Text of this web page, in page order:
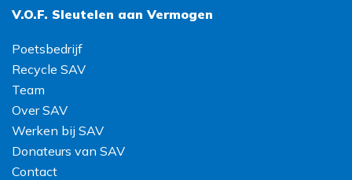
V.O.F. Sleutelen aan Vermogen
Poetsbedrijf
Recycle SAV
Team
Over SAV
Werken bij SAV
Donateurs van SAV
Contact